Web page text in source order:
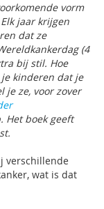
vorm
jaar krijgen
dat ze
(4
bij stil. Hoe
kinderen dat je
je ze, voor zover
boek geeft
verschillende
wat is dat